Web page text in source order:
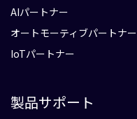
AIパートナー
オートモーティブパートナー
IoTパートナー
製品サポート